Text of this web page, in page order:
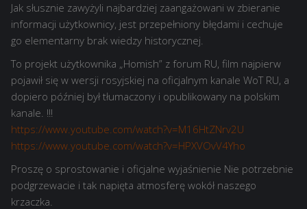
Jak słusznie zawyżyli najbardziej zaangażowani w zbieranie
informacji użytkownicy, jest przepełniony błędami i cechuje
go elementarny brak wiedzy historycznej.
To projekt użytkownika „Homish” z forum RU, film najpierw
pojawił się w wersji rosyjskiej na oficjalnym kanale WoT RU, a
dopiero później był tłumaczony i opublikowany na polskim
kanale. !!!
https://www.youtube.com/watch?v=M16HtZNrv2U
https://www.youtube.com/watch?v=HPXVOvV4Yho
Proszę o sprostowanie i oficjalne wyjaśnienie Nie potrzebnie
podgrzewacie i tak napięta atmosferę wokół naszego
krzaczka.